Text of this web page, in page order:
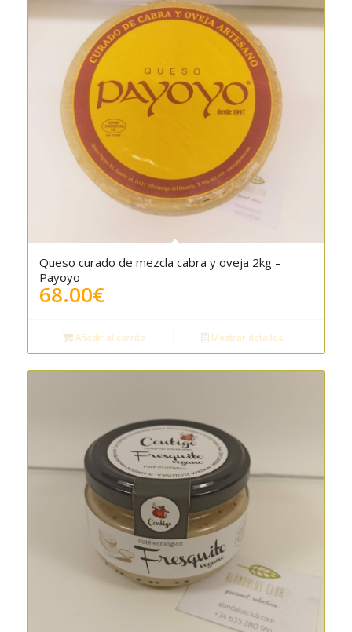
Queso curado de mezcla cabra y oveja 2kg –
Payoyo
68.00€
Añadir al carrito Mostrar detalles